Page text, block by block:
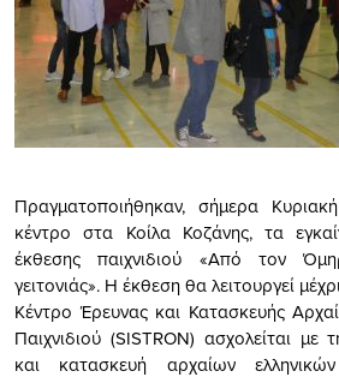
Πραγματοποιήθηκαν, σήμερα
κέντρο στα Κοίλα Κοζάνης, τα
έκθεσης παιχνιδιού «Από τον
γειτονιάς». Η έκθεση θα λειτουργεί
Κέντρο Έρευνας και Κατασκευής
Παιχνιδιού (SISTRON) ασχολείται
και κατασκευή αρχαίων